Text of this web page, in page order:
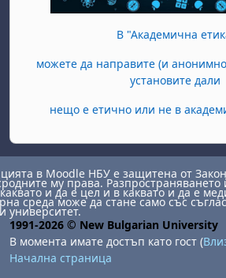
В "Академична
можете да направите (и
установите дали
нещо е етично или не в
в Moodle НБУ е защитена от
му права. Разпространяването
и да е цел и в каквато и да е
среда може да стане само със
университет.
1991-2026 © New Bulgarian University
В момента имате достъп като гост (
Начална страница